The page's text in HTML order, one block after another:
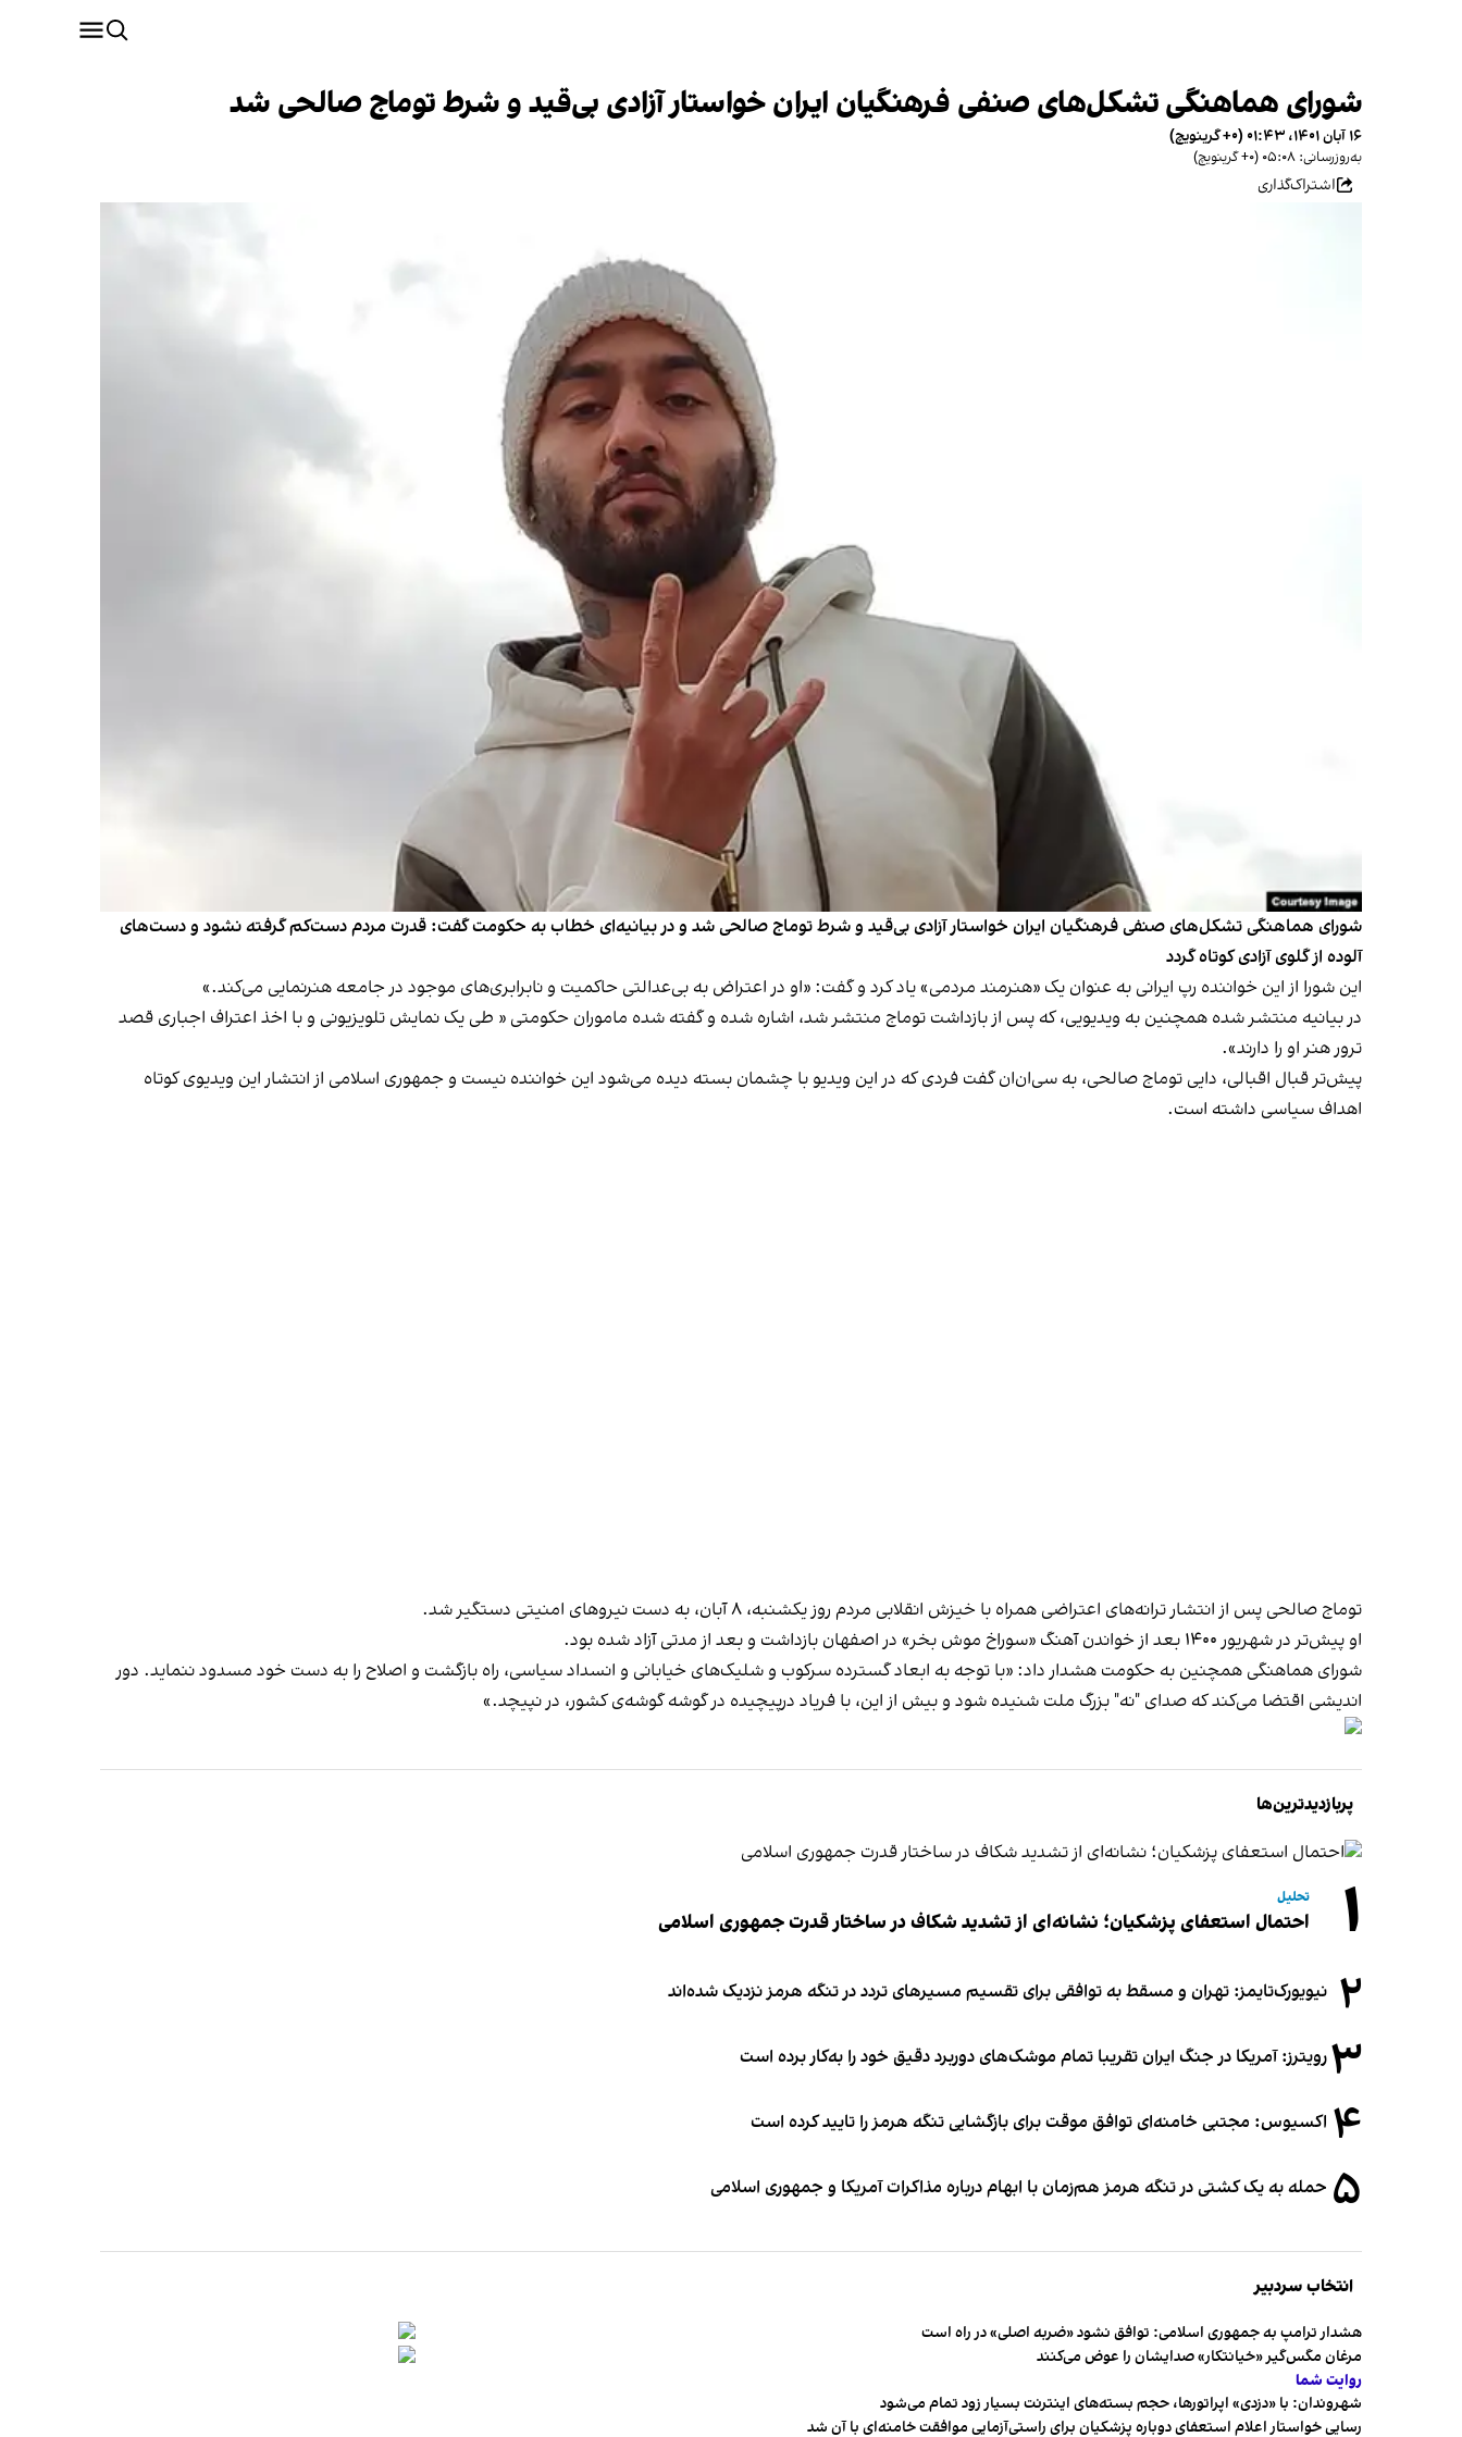
شورای هماهنگی‌ تشکل‌های صنفی فرهنگیان ایران خواستار آزادی بی‌قید و شرط توماج صالحی شد
۱۶ آبان ۱۴۰۱، ۰۱:۴۳ (‎+۰ گرینویچ)
به‌روزرسانی: ۰۵:۰۸ (‎+۰ گرینویچ)
اشتراک‌گذاری
شورای هماهنگی‌ تشکل‌های صنفی فرهنگیان ایران خواستار آزادی بی‌قید و شرط توماج صالحی شد و در بیانیه‌ای خطاب به حکومت گفت: قدرت مردم دست‌کم گرفته نشود و دست‌های
آلوده از گلوی آزادی کوتاه گردد
این شورا از این خواننده رپ ایرانی به عنوان یک «هنرمند مردمی» یاد کرد و گفت: «او در اعتراض به بی‌عدالتی حاکمیت و نابرابری‌های موجود در جامعه هنرنمایی می‌کند.»
در بیانیه منتشر شده همچنین به ویدیویی، که پس از بازداشت توماج منتشر شد، اشاره شده و گفته شده ماموران حکومتی « طی یک نمایش تلویزیونی و با اخذ اعتراف اجباری قصد
ترور هنر او را دارند».
پیش‌تر قبال اقبالی، دایی توماج صالحی، به سی‌ان‌ان گفت فردی که در این ویدیو با چشمان بسته دیده می‌شود این خواننده نیست و جمهوری اسلامی از انتشار این ویدیوی کوتاه
اهداف سیاسی داشته است.
توماج صالحی پس از انتشار ترانه‌‌های اعتراضی همراه با خیزش انقلابی مردم روز یکشنبه، ۸ آبان، به دست نیروهای امنیتی دستگیر شد.
او پیش‌تر در شهریور ۱۴۰۰ بعد از خواندن آهنگ «‌سوراخ موش بخر» در اصفهان بازداشت و بعد از مدتی آزاد شده بود.
شورای هماهنگی همچنین به حکومت هشدار داد: «با توجه به ابعاد گسترده سرکوب‌ و شلیک‌های خیابانی و انسداد سیاسی، راه بازگشت و اصلاح را به دست خود مسدود ننماید. دور
اندیشی اقتضا می‌کند که صدای "نه" بزرگ ملت شنیده شود و بیش از این، با فریاد درپیچیده در گوشه گوشه‌ی کشور، در نپیچد.»
پربازدیدترین‌ها
۱ تحلیل
احتمال استعفای پزشکیان؛ نشانه‌ای از تشدید شکاف در ساختار قدرت جمهوری اسلامی
۲ نیویورک‌تایمز: تهران و مسقط به توافقی برای تقسیم مسیرهای تردد در تنگه هرمز نزدیک شده‌اند
۳رویترز: آمریکا در جنگ ایران تقریبا تمام موشک‌های دوربرد دقیق خود را به‌کار برده است
۴ اکسیوس: مجتبی خامنه‌ای توافق موقت برای بازگشایی تنگه هرمز را تایید کرده است
۵ حمله به یک کشتی در تنگه هرمز هم‌زمان با ابهام درباره مذاکرات آمریکا و جمهوری اسلامی
انتخاب سردبیر
هشدار ترامپ به جمهوری اسلامی: توافق نشود «ضربه اصلی» در راه است
مرغان مگس‌گیر «خیانتکار» صدایشان را عوض می‌کنند
روایت شما
شهروندان:‌ با «دزدی» اپراتورها، حجم بسته‌های اینترنت بسیار زود تمام می‌شود
رسایی خواستار اعلام استعفای دوباره پزشکیان برای راستی‌آزمایی موافقت خامنه‌ای با آن شد